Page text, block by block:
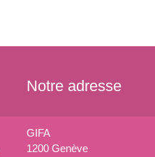
Notre adresse
GIFA
1200 Genève